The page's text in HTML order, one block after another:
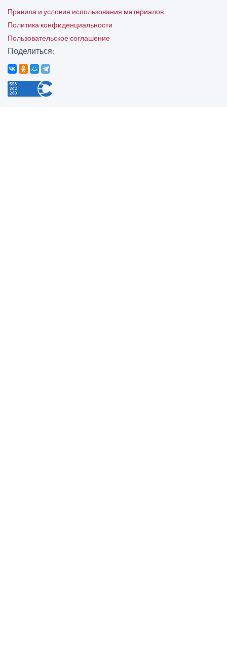
Правила и условия использования материалов
Политика конфиденциальности
Пользовательское соглашение
Поделиться: